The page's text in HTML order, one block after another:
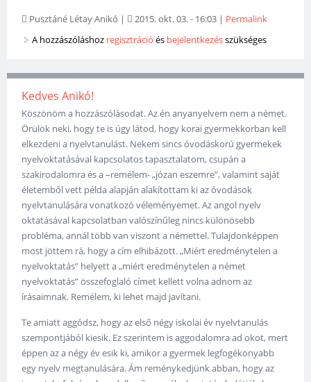
Pusztáné Létay Anikó | 2015. okt. 03. - 16:03 | Permalink
A hozzászóláshoz regisztráció és bejelentkezésszükséges
Kedves Anikó!
Köszönöm a hozzászólásodat. Az én anyanyelvem nem a német.
Örülök neki, hogy te is úgy látod, hogy korai gyermekkorban kell
elkezdeni a nyelvtanulást. Nekem sincs óvodáskorú gyermekek
nyelvoktatásával kapcsolatos tapasztalatom, csupán a
szakirodalomra és a –remélem- „józan eszemre”, valamint saját
életemből vett példa alapján alakítottam ki az óvodások
nyelvtanulására vonatkozó véleményemet. Az angol nyelv
oktatásával kapcsolatban valószínűleg nincs különösebb
probléma, annál több van viszont a némettel. Tulajdonképpen
most jöttem rá, hogy a cím elhibázott. „Miért eredménytelen a
nyelvoktatás” helyett a „miért eredménytelen a német
nyelvoktatás” összefoglaló címet kellett volna adnom az
írásaimnak. Remélem, ki lehet majd javítani.
Te amiatt aggódsz, hogy az első négy iskolai év nyelvtanulás
szempontjából kiesik. Ez szerintem is aggodalomra ad okot, mert
éppen az a négy év esik ki, amikor a gyermek legfogékonyabb
egy nyelv megtanulására. Ám reménykedjünk abban, hogy az